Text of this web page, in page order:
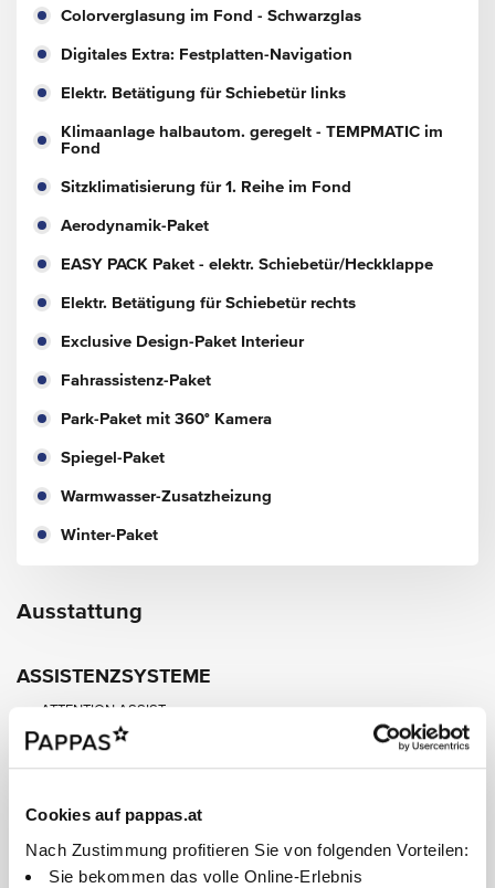
Cookies auf pappas.at
Nach Zustimmung profitieren Sie von folgenden Vorteilen:
Sie bekommen das volle Online-Erlebnis
Colorverglasung im Fond - Schwarzglas
Digitales Extra: Festplatten-Navigation
Elektr. Betätigung für Schiebetür links
Klimaanlage halbautom. geregelt - TEMPMATIC im
Fond
Sitzklimatisierung für 1. Reihe im Fond
Aerodynamik-Paket
EASY PACK Paket - elektr. Schiebetür/Heckklappe
Elektr. Betätigung für Schiebetür rechts
Exclusive Design-Paket Interieur
Fahrassistenz-Paket
Park-Paket mit 360° Kamera
Spiegel-Paket
Warmwasser-Zusatzheizung
Winter-Paket
Ausstattung
ASSISTENZSYSTEME
ATTENTION ASSIST
Aktiver Abstands-Assistent DISTRONIC
Aktiver Brems-Assistent
Aktiver Geschwindigkeitslimit-Assistent
Aktiver Spurhalte-Assistent
Erweitertes autom. Wiederanfahren auf Autobahnen
Fahrlichtassistent